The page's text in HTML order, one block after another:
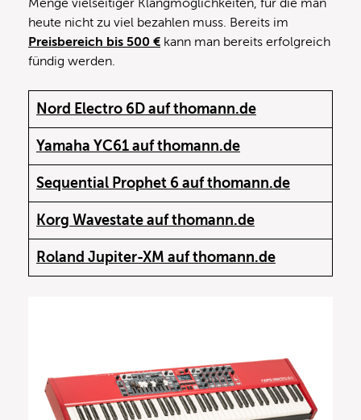
Menge vielseitiger Klangmöglichkeiten, für die man
heute nicht zu viel bezahlen muss. Bereits im
Preisbereich bis 500 € kann man bereits erfolgreich
fündig werden.
Nord Electro 6D auf thomann.de
Yamaha YC61 auf thomann.de
Sequential Prophet 6 auf thomann.de
Korg Wavestate auf thomann.de
Roland Jupiter-XM auf thomann.de